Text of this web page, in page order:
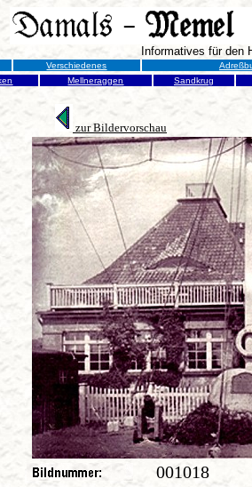
Informatives für den
Verschiedenes
Mellneraggen Sandkrug
zur Bildervorschau
001018